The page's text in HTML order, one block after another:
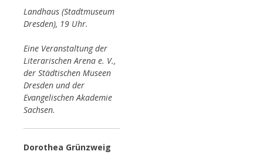
Landhaus (Stadtmuseum
Dresden), 19 Uhr.
Eine Veranstaltung der
Literarischen Arena e. V.,
der Städtischen Museen
Dresden und der
Evangelischen Akademie
Sachsen.
Dorothea Grünzweig